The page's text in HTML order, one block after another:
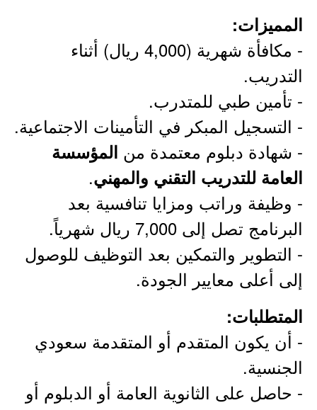
المميزات:
- مكافأة شهرية (4,000 ريال) أثناء
التدريب.
- تأمين طبي للمتدرب.
- التسجيل المبكر في التأمينات الاجتماعية.
- شهادة دبلوم معتمدة من المؤسسة
العامة للتدريب التقني والمهني.
- وظيفة وراتب ومزايا تنافسية بعد
البرنامج تصل إلى 7,000 ريال شهرياً.
- التطوير والتمكين بعد التوظيف للوصول
إلى أعلى معايير الجودة.
المتطلبات:
- أن يكون المتقدم أو المتقدمة سعودي
الجنسية.
- حاصل على الثانوية العامة أو الدبلوم أو